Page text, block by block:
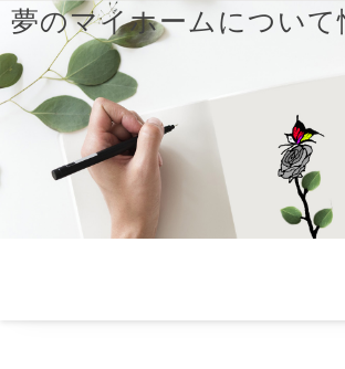
コ
ン
テ
ン
ツ
キ
夢のマイホームについ